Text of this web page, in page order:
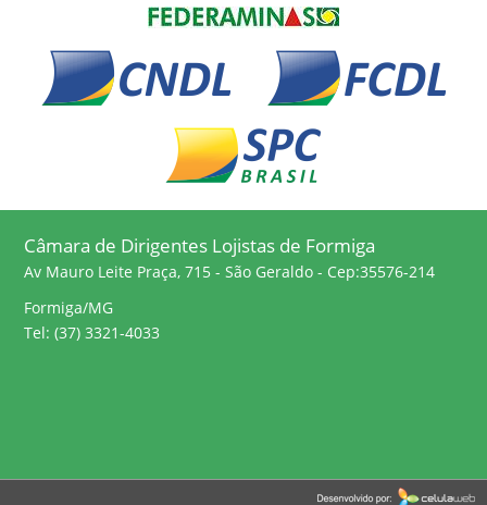
Câmara de Dirigentes Lojistas de Formiga
Av Mauro Leite Praça, 715 - São Geraldo - Cep:35576-214
Formiga/MG
Tel: (37) 3321-4033